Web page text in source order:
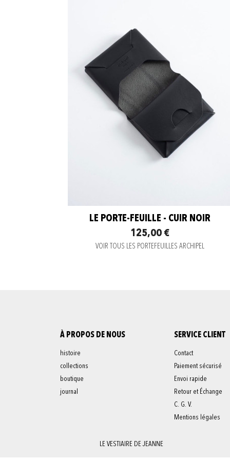
LE PORTE-FEUILLE - CUIR NOIR
125,00 €
VOIR TOUS LES PORTEFEUILLES ARCHIPEL
À PROPOS DE NOUS
histoire
collections
boutique
journal
SERVICE CLIENT
Contact
Paiement sécurisé
Envoi rapide
Retour et Échange
C. G. V.
Mentions légales
LE VESTIAIRE DE JEANNE